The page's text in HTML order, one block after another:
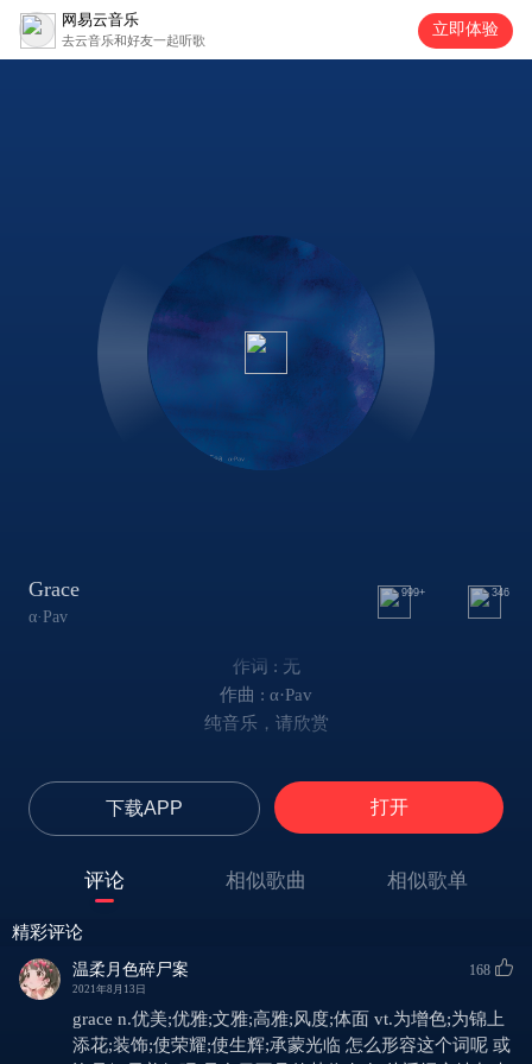
网易云音乐
去云音乐和好友一起听歌
立即体验
Grace
α·Pav
999+ 346
作词 : 无
作曲 : α·Pav
纯音乐，请欣赏
下载APP 打开
评论 相似歌曲 相似歌单
精彩评论
温柔月色碎尸案
2021年8月13日
168
grace n.优美;优雅;文雅;高雅;风度;体面 vt.为增色;为锦上
添花;装饰;使荣耀;使生辉;承蒙光临 怎么形容这个词呢 或